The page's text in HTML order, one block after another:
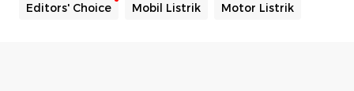
Editors' Choice Mobil Listrik Motor Listrik